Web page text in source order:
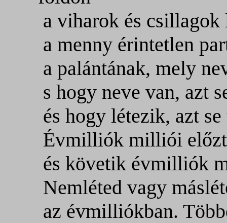
a viharok és csillagok
a menny érintetlen
a palántának, mely
s hogy neve van, azt
és hogy létezik, azt
Évmilliók milliói
és követik évmilliók
Nemléted vagy
az évmilliókban.